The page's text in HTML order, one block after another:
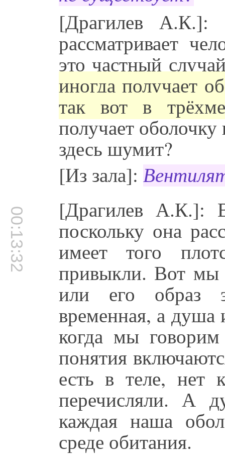
[Драгилев А.К.]:
рассматривает
это частный
иногда получает
так вот в
получает
здесь шумит?
[Из зала]:
00:13:32 [Драгилев А.К.]:
поскольку она
имеет того
привыкли. Вот мы
или его образ
временная, а душа
когда мы
понятия
есть в теле, нет
перечисляли. А
каждая наша
среде обитания.